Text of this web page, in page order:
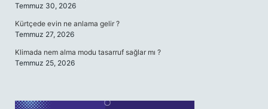
Temmuz 30, 2026
Kürtçede evin ne anlama gelir ?
Temmuz 27, 2026
Klimada nem alma modu tasarruf sağlar mı ?
Temmuz 25, 2026